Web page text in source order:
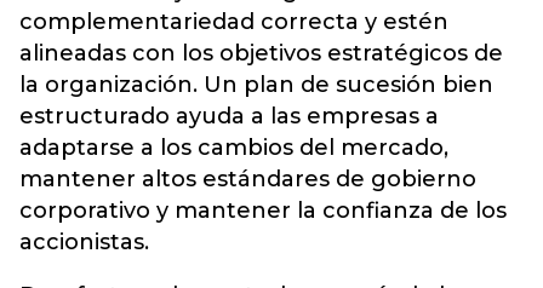
complementariedad correcta y estén
alineadas con los objetivos estratégicos de
la organización. Un plan de sucesión bien
estructurado ayuda a las empresas a
adaptarse a los cambios del mercado,
mantener altos estándares de gobierno
corporativo y mantener la confianza de los
accionistas.